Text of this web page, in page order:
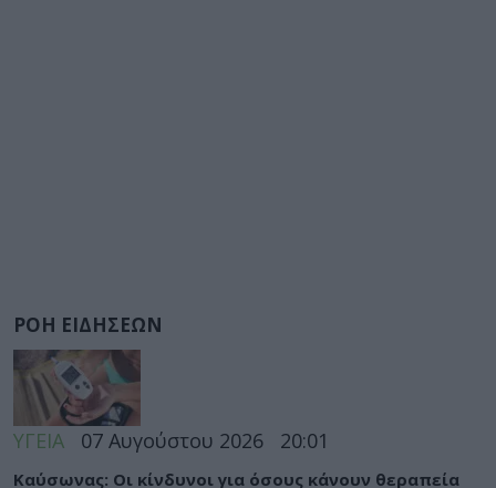
ΡΟΗ ΕΙΔΗΣΕΩΝ
ΥΓΕΙΑ 07 Αυγούστου 2026 20:01
Καύσωνας: Οι κίνδυνοι για όσους κάνουν θεραπεία